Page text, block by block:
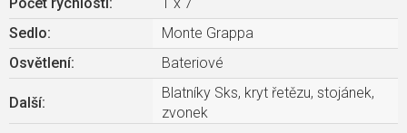
Sedlo:
Monte Grappa
Osvětlení: Bateriové
Další:
Blatníky Sks, kryt řetězu, stojánek,
zvonek